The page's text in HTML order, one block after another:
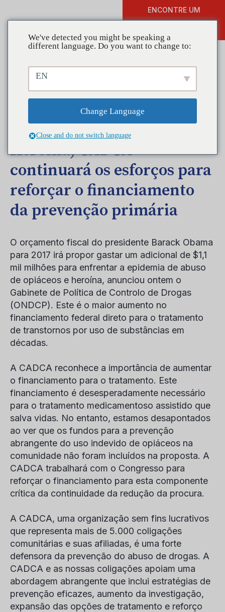
ENCONTRE UM
CADCA Apoia Proposta do
Presidente $1 Bilhões para
Enfrentar a Epidemia de
Heroína; CADCA
continuará os esforços para
reforçar o financiamento
da prevenção primária
O orçamento fiscal do presidente Barack Obama
para 2017 irá propor gastar um adicional de $1,1
mil milhões para enfrentar a epidemia de abuso
de opiáceos e heroína, anunciou ontem o
Gabinete de Política de Controlo de Drogas
(ONDCP). Este é o maior aumento no
financiamento federal direto para o tratamento
de transtornos por uso de substâncias em
décadas.
A CADCA reconhece a importância de aumentar
o financiamento para o tratamento. Este
financiamento é desesperadamente necessário
para o tratamento medicamentoso assistido que
salva vidas. No entanto, estamos desapontados
ao ver que os fundos para a prevenção
abrangente do uso indevido de opiáceos na
comunidade não foram incluídos na proposta. A
CADCA trabalhará com o Congresso para
reforçar o financiamento para esta componente
crítica da continuidade da redução da procura.
A CADCA, uma organização sem fins lucrativos
que representa mais de 5.000 coligações
comunitárias e suas afiliadas, é uma forte
defensora da prevenção do abuso de drogas. A
CADCA e as nossas coligações apoiam uma
abordagem abrangente que inclui estratégias de
prevenção eficazes, aumento da investigação,
expansão das opções de tratamento e reforço
We've detected you might be speaking a
different language. Do you want to change to:
EN
Change Language
Close and do not switch language